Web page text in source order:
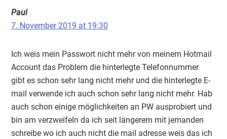
Paul
7. November 2019 at 19:30
Ich weis mein Passwort nicht mehr von meinem Hotmail
Account das Problem die hinterlegte Telefonnummer
gibt es schon sehr lang nicht mehr und die hinterlegte E-
mail verwende ich auch schon sehr lang nicht mehr. Hab
auch schon einige möglichkeiten an PW ausprobiert und
bin am verzweifeln da ich seit längerem mit jemanden
schreibe wo ich auch nicht die mail adresse weis das ich